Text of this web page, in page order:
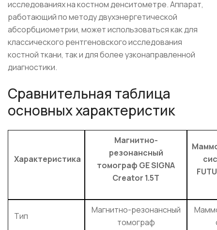
исследованиях на костном денситометре. Аппарат,
работающий по методу двухэнергетической
абсорбциометрии, может использоваться как для
классического рентгеновского исследования
костной ткани, так и для более узконаправленной
диагностики.
Сравнительная таблица
основных характеристик
Характеристика
Магнитно-
резонансный
томограф GE SIGNA
Creator 1.5T
Тип
Магнитно-резонансный
томограф